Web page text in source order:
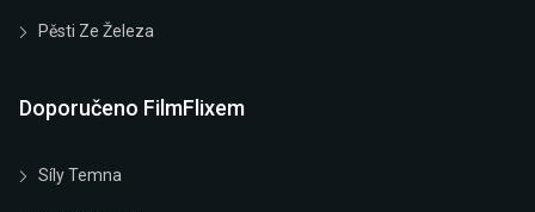
Pěsti Ze Železa
Doporučeno FilmFlixem
Síly Temna